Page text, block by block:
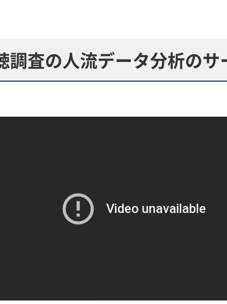
調査の人流データ分析の